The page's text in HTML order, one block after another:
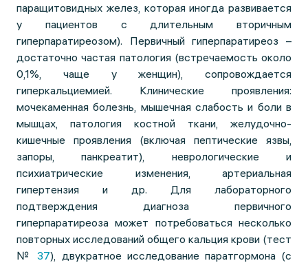
паращитовидных желез, которая иногда развивается
у пациентов с длительным вторичным
гиперпаратиреозом). Первичный гиперпаратиреоз –
достаточно частая патология (встречаемость около
0,1%, чаще у женщин), сопровождается
гиперкальциемией. Клинические проявления:
мочекаменная болезнь, мышечная слабость и боли в
мышцах, патология костной ткани, желудочно-
кишечные проявления (включая пептические язвы,
запоры, панкреатит), неврологические и
психиатрические изменения, артериальная
гипертензия и др. Для лабораторного
подтверждения диагноза первичного
гиперпаратиреоза может потребоваться несколько
повторных исследований общего кальция крови (тест
№37), двукратное исследование паратгормона (с